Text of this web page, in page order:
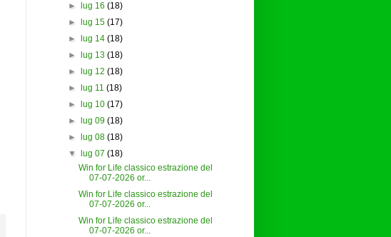
►
lug 16 (18)
►
lug 15 (17)
►
lug 14 (18)
►
lug 13 (18)
►
lug 12 (18)
►
lug 11 (18)
►
lug 10 (17)
►
lug 09 (18)
►
lug 08 (18)
▼
lug 07 (18)
Win for Life classico estrazione del
07-07-2026 or...
Win for Life classico estrazione del
07-07-2026 or...
Win for Life classico estrazione del
07-07-2026 or...